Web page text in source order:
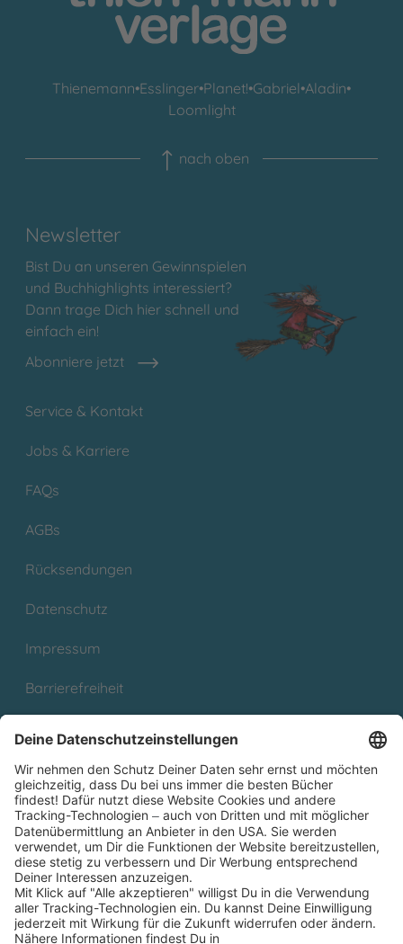
Thienemann•Esslinger•Planet!•Gabriel•Aladin•
Loomlight
nach oben
Newsletter
Bist Du an unseren Gewinnspielen
und Buchhighlights interessiert?
Dann trage Dich hier schnell und
einfach ein!
Abonniere jetzt
Service & Kontakt
Jobs & Karriere
FAQs
AGBs
Rücksendungen
Datenschutz
Impressum
Barrierefreiheit
Partnerprogramm (Affiliate)
Folge uns auf
* Versandkostenfrei ab 9,00 € Bestellwert innerhalb